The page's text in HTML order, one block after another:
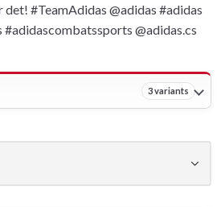
#TeamAdidas @adidas #adidas
@adidas.cs
3 variants